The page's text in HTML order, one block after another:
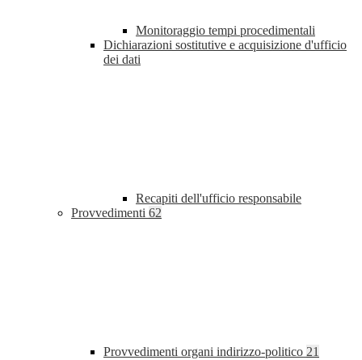
Monitoraggio tempi procedimentali
Dichiarazioni sostitutive e acquisizione d'ufficio
dei dati
Recapiti dell'ufficio responsabile
Provvedimenti 62
Provvedimenti organi indirizzo-politico 21